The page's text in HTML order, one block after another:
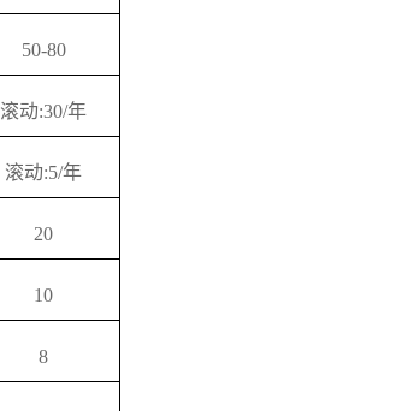
50-80
滚动:30/年
滚动:5/年
20
10
8